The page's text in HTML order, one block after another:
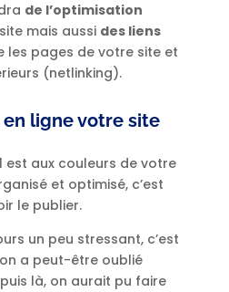
de l’optimisation
mais aussi des liens
les pages de votre site et
(netlinking).
en ligne votre site
est aux couleurs de votre
et optimisé, c’est
le publier.
un peu stressant, c’est
a peut-être oublié
là, on aurait pu faire